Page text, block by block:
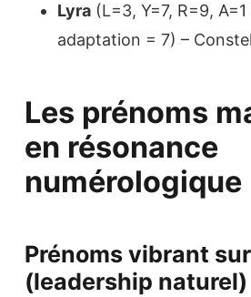
Lyra (L=3, Y=7, R=9,
adaptation = 7) –
Les prénoms
en résonance
numérologique
Prénoms vibrant
(leadership naturel)